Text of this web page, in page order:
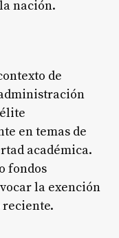
nación.
de
en temas de
académica.
fondos
la exención
reciente.